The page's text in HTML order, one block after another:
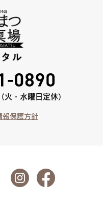
・水曜日定休）
報保護方針